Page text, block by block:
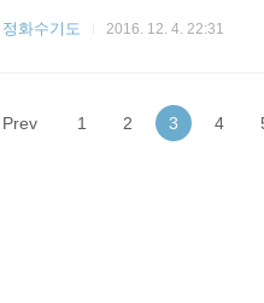
세상에서 가장 큰 “샘(泉)” 으로 산
화수기도 2016. 12. 4. 22:31
Prev 1 2 3 4